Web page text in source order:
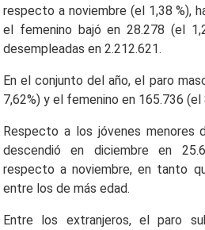
respecto a noviembre (el 1,38 %),
el femenino bajó en 28.278 (el
desempleadas en 2.212.621.
En el conjunto del año, el paro
7,62%) y el femenino en 165.736 (el
Respecto a los jóvenes menores
descendió en diciembre en
respecto a noviembre, en tanto
entre los de más edad.
Entre los extranjeros, el paro